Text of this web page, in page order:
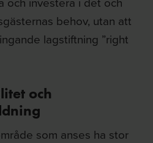
behov, utan att
lagstiftning ”right
och
som anses ha stor